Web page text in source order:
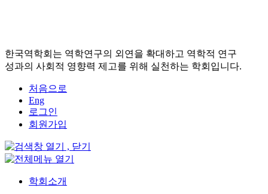
한국역학회는 역학연구의 외연을 확대하고 역학적 연구
성과의 사회적 영향력 제고를 위해 실천하는 학회입니다.
처음으로
Eng
로그인
회원가입
학회소개